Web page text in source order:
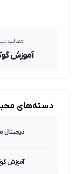
مطالب
آموزش
| دسته‌های
دیجیتال
آموزش